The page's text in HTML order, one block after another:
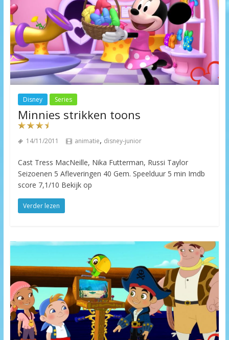
Disney Series
Minnies strikken toons
14/11/2011 animatie, disney-junior
Cast Tress MacNeille, Nika Futterman, Russi Taylor
Seizoenen 5 Afleveringen 40 Gem. Speelduur 5 min Imdb
score 7,1/10 Bekijk op
Verder lezen